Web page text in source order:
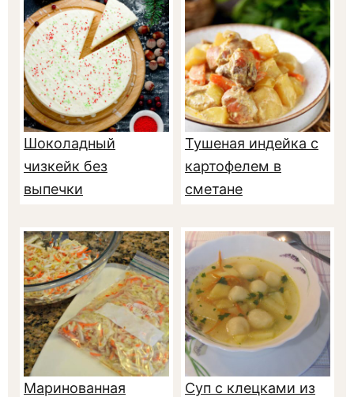
Шоколадный
чизкейк без
выпечки
Тушеная индейка с
картофелем в
сметане
Маринованная
Суп с клецками из